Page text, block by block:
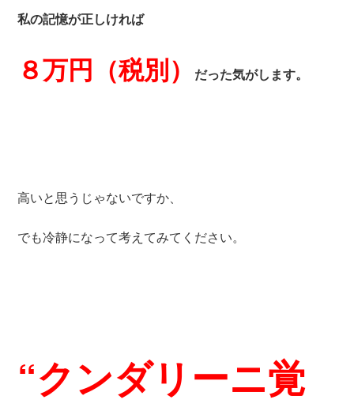
私の記憶が正しければ
８万円（税別） だった気がします。
高いと思うじゃないですか、
でも冷静になって考えてみてください。
“クンダリーニ覚